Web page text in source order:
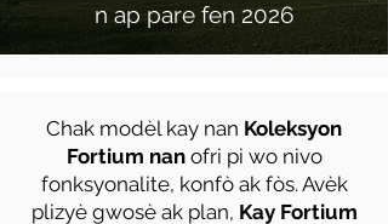
n ap pare fen 2026
Chak modèl kay nan Koleksyon
Fortium nanofri pi wo nivo
fonksyonalite, konfò ak fòs. Avèk
plizyè gwosè ak plan, Kay Fortium